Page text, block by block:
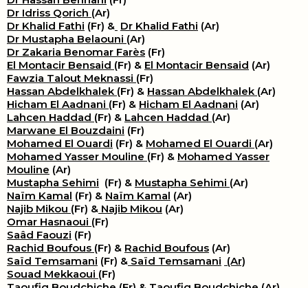
Dr Idriss Qorich (Ar)
Dr Khalid Fathi (Fr) & Dr Khalid Fathi (Ar)
Dr Mustapha Belaouni (Ar)
Dr Zakaria Benomar Farès (Fr)
El Montacir Bensaid (Fr) & El Montacir Bensaid (Ar)
Fawzia Talout Meknassi (Fr)
Hassan Abdelkhalek (Fr) & Hassan Abdelkhalek (Ar)
Hicham El Aadnani (Fr) & Hicham El Aadnani (Ar)
Lahcen Haddad (Fr) & Lahcen Haddad (Ar)
Marwane El Bouzdaini (Fr)
Mohamed El Ouardi (Fr) & Mohamed El Ouardi (Ar)
Mohamed Yasser Mouline (Fr) & Mohamed Yasser
Mouline (Ar)
Mustapha Sehimi (Fr) & Mustapha Sehimi (Ar)
Naïm Kamal (Fr) & Naïm Kamal (Ar)
Najib Mikou (Fr) & Najib Mikou (Ar)
Omar Hasnaoui (Fr)
Saâd Faouzi (Fr)
Rachid Boufous (Fr) & Rachid Boufous (Ar)
Saïd Temsamani (Fr) & Saïd Temsamani (Ar)
Souad Mekkaoui (Fr)